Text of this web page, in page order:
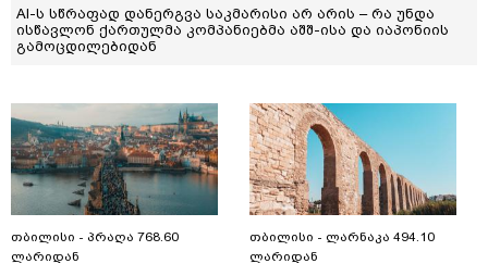
AI-ს სწრაფად დანერგვა საკმარისი არ არის – რა უნდა
ისწავლონ ქართულმა კომპანიებმა აშშ-ისა და იაპონიის
გამოცდილებიდან
თბილისი - პრაღა 768.60
ლარიდან
თბილისი - ლარნაკა 494.10
ლარიდან